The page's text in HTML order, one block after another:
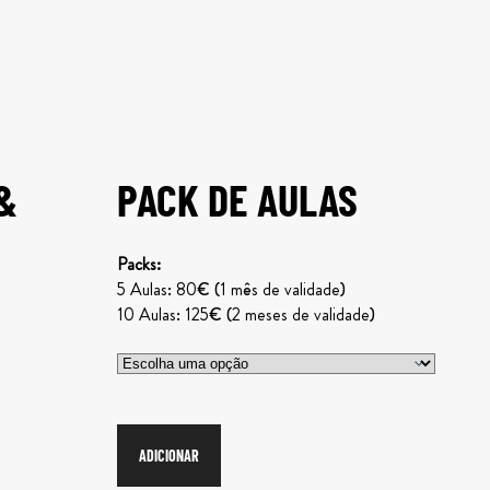
PACK DE AULAS
Packs:
5 Aulas: 80€ (1 mês de validade)
10 Aulas: 125€ (2 meses de validade)
ADICIONAR